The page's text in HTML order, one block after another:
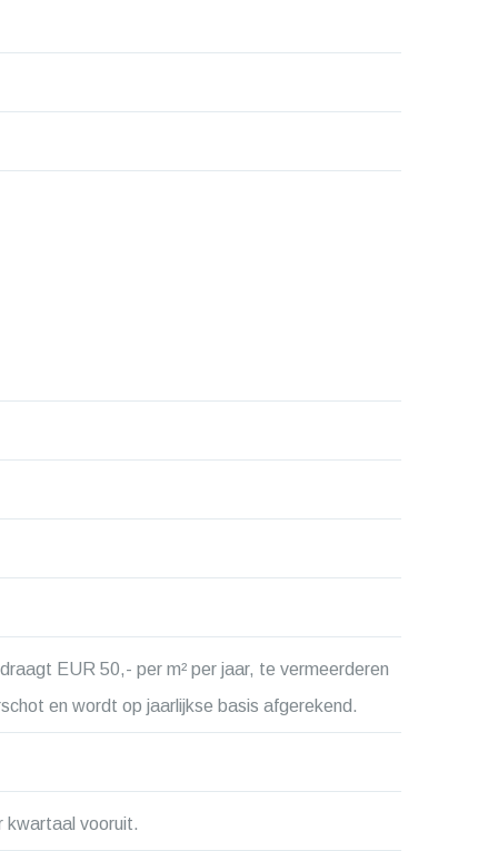
EUR 50,- per m² per jaar, te vermeerderen
en wordt op jaarlijkse basis afgerekend.
kwartaal vooruit.